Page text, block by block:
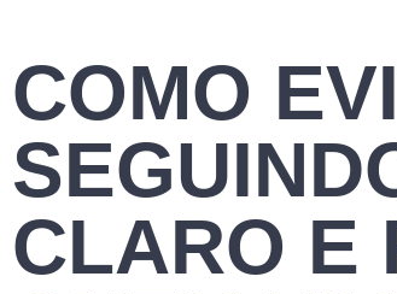
COMO
CLARO E